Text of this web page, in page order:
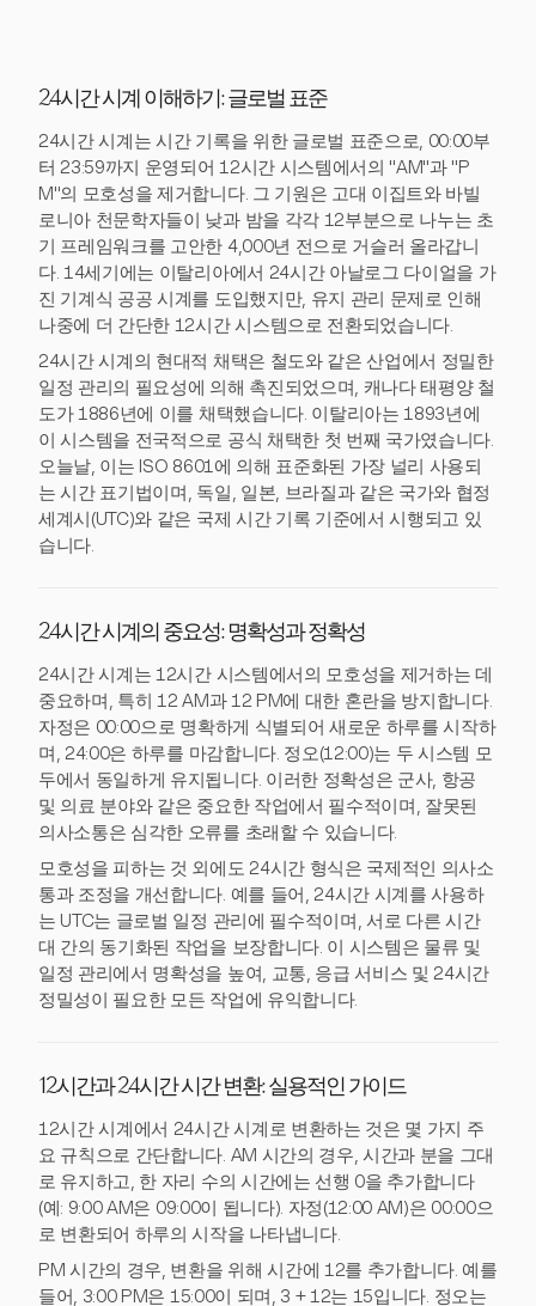
24시간 시계 이해하기: 글로벌 표준
24시간 시계는 시간 기록을 위한 글로벌 표준으로, 00:00부
터 23:59까지 운영되어 12시간 시스템에서의 "AM"과 "P
M"의 모호성을 제거합니다. 그 기원은 고대 이집트와 바빌
로니아 천문학자들이 낮과 밤을 각각 12부분으로 나누는 초
기 프레임워크를 고안한 4,000년 전으로 거슬러 올라갑니
다. 14세기에는 이탈리아에서 24시간 아날로그 다이얼을 가
진 기계식 공공 시계를 도입했지만, 유지 관리 문제로 인해
나중에 더 간단한 12시간 시스템으로 전환되었습니다.
24시간 시계의 현대적 채택은 철도와 같은 산업에서 정밀한
일정 관리의 필요성에 의해 촉진되었으며, 캐나다 태평양 철
도가 1886년에 이를 채택했습니다. 이탈리아는 1893년에
이 시스템을 전국적으로 공식 채택한 첫 번째 국가였습니다.
오늘날, 이는 ISO 8601에 의해 표준화된 가장 널리 사용되
는 시간 표기법이며, 독일, 일본, 브라질과 같은 국가와 협정
세계시(UTC)와 같은 국제 시간 기록 기준에서 시행되고 있
습니다.
24시간 시계의 중요성: 명확성과 정확성
24시간 시계는 12시간 시스템에서의 모호성을 제거하는 데
중요하며, 특히 12 AM과 12 PM에 대한 혼란을 방지합니다.
자정은 00:00으로 명확하게 식별되어 새로운 하루를 시작하
며, 24:00은 하루를 마감합니다. 정오(12:00)는 두 시스템 모
두에서 동일하게 유지됩니다. 이러한 정확성은 군사, 항공
및 의료 분야와 같은 중요한 작업에서 필수적이며, 잘못된
의사소통은 심각한 오류를 초래할 수 있습니다.
모호성을 피하는 것 외에도 24시간 형식은 국제적인 의사소
통과 조정을 개선합니다. 예를 들어, 24시간 시계를 사용하
는 UTC는 글로벌 일정 관리에 필수적이며, 서로 다른 시간
대 간의 동기화된 작업을 보장합니다. 이 시스템은 물류 및
일정 관리에서 명확성을 높여, 교통, 응급 서비스 및 24시간
정밀성이 필요한 모든 작업에 유익합니다.
12시간과 24시간 시간 변환: 실용적인 가이드
12시간 시계에서 24시간 시계로 변환하는 것은 몇 가지 주
요 규칙으로 간단합니다. AM 시간의 경우, 시간과 분을 그대
로 유지하고, 한 자리 수의 시간에는 선행 0을 추가합니다
(예: 9:00 AM은 09:00이 됩니다). 자정(12:00 AM)은 00:00으
로 변환되어 하루의 시작을 나타냅니다.
PM 시간의 경우, 변환을 위해 시간에 12를 추가합니다. 예를
들어, 3:00 PM은 15:00이 되며, 3 + 12는 15입니다. 정오는